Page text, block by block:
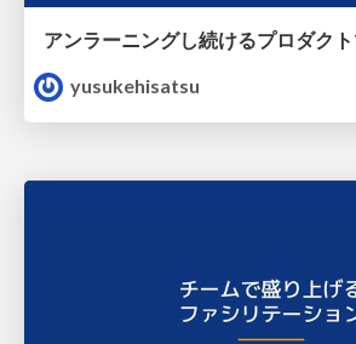
アンラーニングし続けるプロダク
yusukehisatsu